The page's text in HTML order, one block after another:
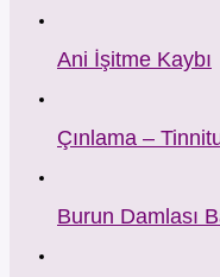
Ani İşitme Kaybı
Çınlama –
Burun Damlası